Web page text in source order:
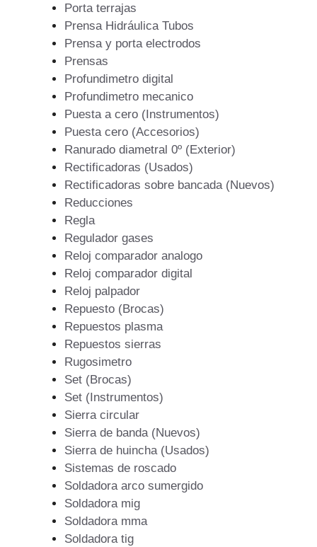
Porta terrajas
Prensa Hidráulica Tubos
Prensa y porta electrodos
Prensas
Profundimetro digital
Profundimetro mecanico
Puesta a cero (Instrumentos)
Puesta cero (Accesorios)
Ranurado diametral 0º (Exterior)
Rectificadoras (Usados)
Rectificadoras sobre bancada (Nuevos)
Reducciones
Regla
Regulador gases
Reloj comparador analogo
Reloj comparador digital
Reloj palpador
Repuesto (Brocas)
Repuestos plasma
Repuestos sierras
Rugosimetro
Set (Brocas)
Set (Instrumentos)
Sierra circular
Sierra de banda (Nuevos)
Sierra de huincha (Usados)
Sistemas de roscado
Soldadora arco sumergido
Soldadora mig
Soldadora mma
Soldadora tig